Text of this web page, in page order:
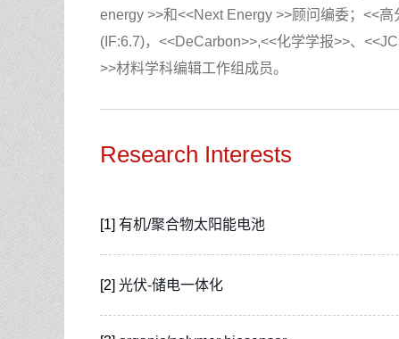
energy >>和<<Next Energy >>顾问编委；<<
(IF:6.7)，<<DeCarbon>>,<<化学学报>>、
>>材料学科编辑工作组成员。
Research Interests
[1] 有机/聚合物太阳能电池
[2] 光伏-储电一体化